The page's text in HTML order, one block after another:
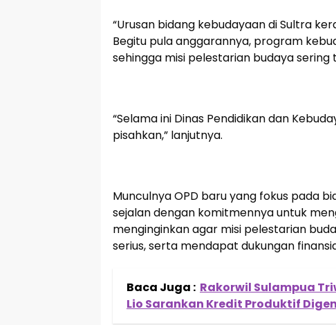
“Urusan bidang kebudayaan di Sultra
Begitu pula anggarannya, program
sehingga misi pelestarian budaya sering
“Selama ini Dinas Pendidikan dan
pisahkan,” lanjutnya.
Munculnya OPD baru yang fokus pada
sejalan dengan komitmennya untuk
menginginkan agar misi pelestarian
serius, serta mendapat dukungan
Baca Juga : Rakorwil Sulampua
Lio Sarankan Kredit Produktif